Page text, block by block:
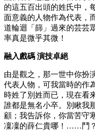
的這五百出頭的姓氏中，
面意義的人物作為代表，
道輪迴「篩」過來的芸芸
率真是微乎其微！
融入戲碼 演技卓絕
由是觀之，那一世中你扮
代表人物，可我當時的作
時姓了別姓而已，現在看
誰都是無名小卒。別瞅我
顧；我告訴你，你當苦守
凜凜的薛仁貴哪！……鬥